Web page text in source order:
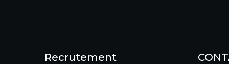
Recrutement